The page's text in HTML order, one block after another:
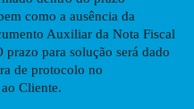
como a ausência da
Auxiliar da Nota Fiscal
prazo para solução será dado
de protocolo no
Cliente.